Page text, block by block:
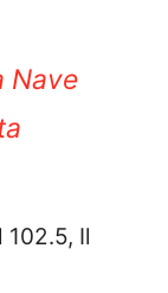
Nave
Il